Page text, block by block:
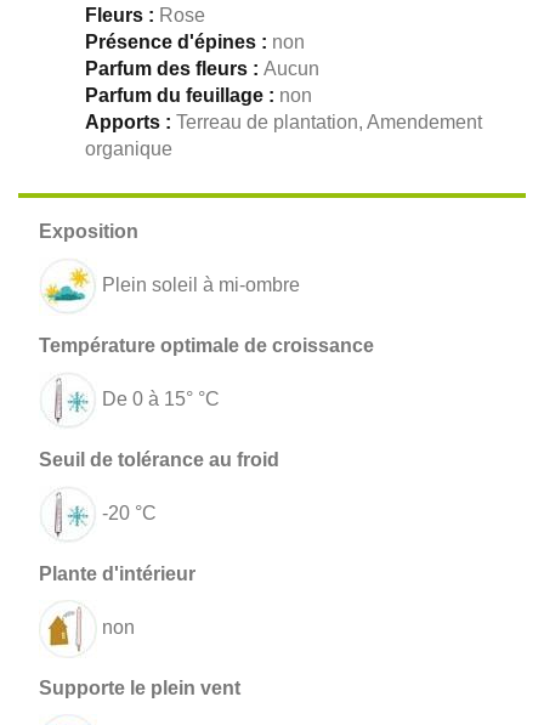
Fleurs : Rose
Présence d'épines : non
Parfum des fleurs : Aucun
Parfum du feuillage : non
Apports : Terreau de plantation, Amendement
organique
Plein soleil à mi-ombre
De 0 à 15° °C
-20 °C
non